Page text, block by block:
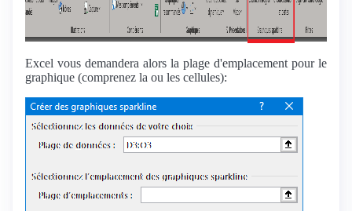
Excel vous demandera alors la plage d'emplacement pour le
graphique (comprenez la ou les cellules):